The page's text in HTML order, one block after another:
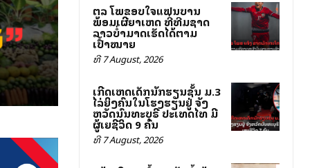
ສຕລ ໂພສຂອບໃຈແຟນບານ
ພ້ອມເຜີຍສາເຫດ ທີ່ທີມຊາດ
ລາວບໍ່ສາມາດເຮັດໄດ້ຕາມ
ເປົ້າໝາຍ
ທີ 7 August, 2026
ເກີດເຫດເດັກນັກຮຽນຊັ້ນ ມ.3
ໄລ່ຍິງຄົນໃນໂຮງຮຽນຢູ່ ຈັງ
ຫວັດນົນທະບຸຣີ ປະເທດໄທ ມີ
ຜູ້ເສຍຊີວິດ 9 ຄົນ
ທີ 7 August, 2026